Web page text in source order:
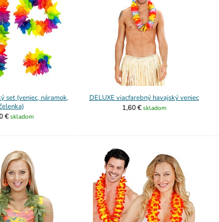
set (veniec, náramok,
€ skladom
DELUXE viacfarebný havajský veniec
1,60 € skladom